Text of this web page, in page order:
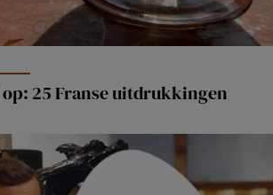
op: 25 Franse uitdrukkingen